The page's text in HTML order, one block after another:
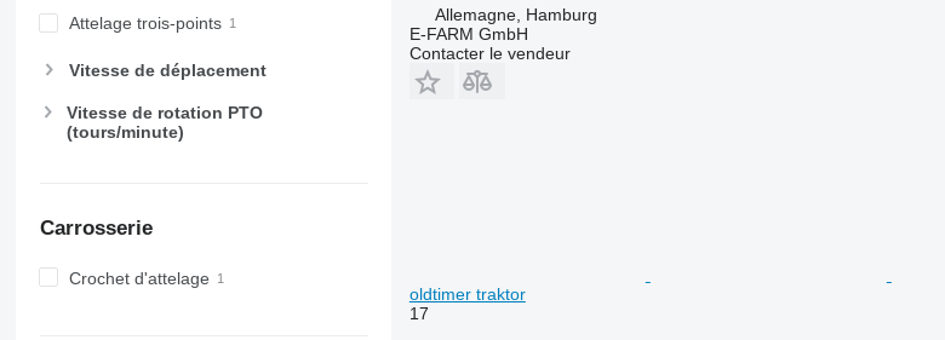
6300
6320
6330
6410
6520
6600
8250
8660
8670
8690
8737
Attelage trois-points
Vitesse de déplacement
Vitesse de rotation PTO
(tours/minute)
Carrosserie
Crochet d'attelage
Allemagne, Hamburg
E-FARM GmbH
Contacter le vendeur
oldtimer traktor
17